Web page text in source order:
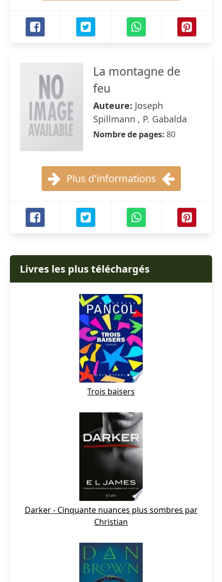
La montagne de
feu
Auteure: Joseph
Spillmann , P. Gabalda
Nombre de pages: 80
Plus d'informations
Livres les plus téléchargés
Trois baisers
Darker - Cinquante nuances plus sombres par
Christian